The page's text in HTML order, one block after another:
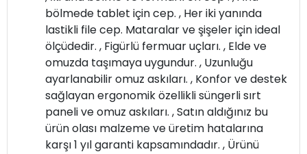
bölmede tablet için cep. , Her iki yanında
lastikli file cep. Mataralar ve şişeler için ideal
ölçüdedir. , Figürlü fermuar uçları. , Elde ve
omuzda taşımaya uygundur. , Uzunluğu
ayarlanabilir omuz askıları. , Konfor ve destek
sağlayan ergonomik özellikli süngerli sırt
paneli ve omuz askıları. , Satın aldığınız bu
ürün olası malzeme ve üretim hatalarına
karşı 1 yıl garanti kapsamındadır. , Ürünü